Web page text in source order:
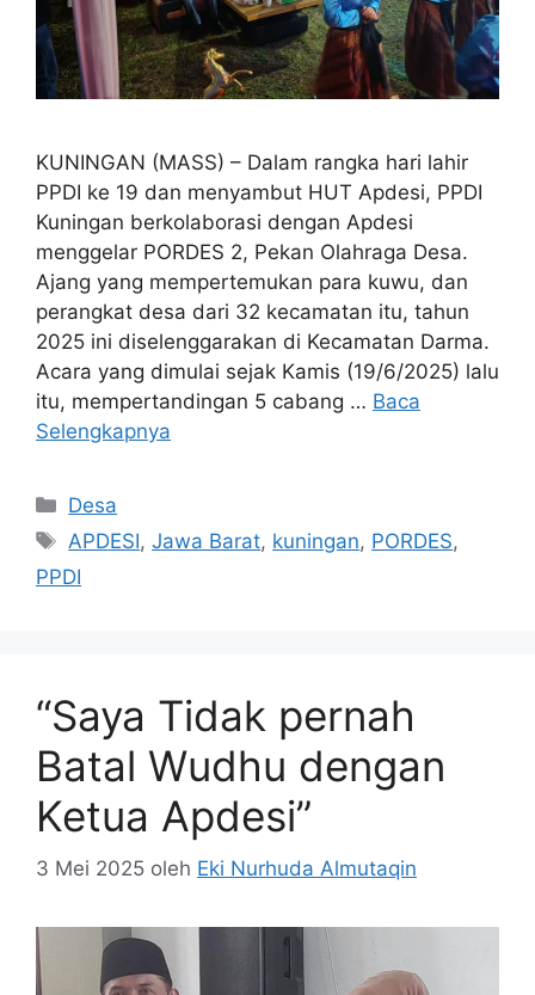
KUNINGAN (MASS) – Dalam rangka hari lahir
PPDI ke 19 dan menyambut HUT Apdesi, PPDI
Kuningan berkolaborasi dengan Apdesi
menggelar PORDES 2, Pekan Olahraga Desa.
Ajang yang mempertemukan para kuwu, dan
perangkat desa dari 32 kecamatan itu, tahun
2025 ini diselenggarakan di Kecamatan Darma.
Acara yang dimulai sejak Kamis (19/6/2025) lalu
itu, mempertandingan 5 cabang … Baca
Selengkapnya
Kategori
Desa
Tag
APDESI,Jawa Barat, kuningan, PORDES,
PPDI
“Saya Tidak pernah
Batal Wudhu dengan
Ketua Apdesi”
3 Mei 2025 oleh Eki Nurhuda Almutaqin